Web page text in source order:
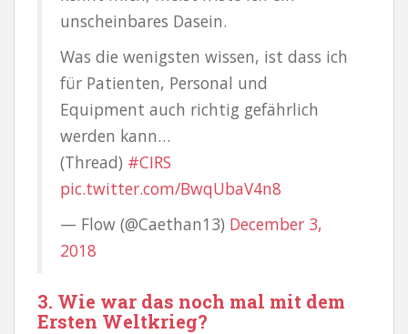
unscheinbares Dasein.
Was die wenigsten wissen, ist dass ich
für Patienten, Personal und
Equipment auch richtig gefährlich
werden kann…
(Thread) #CIRS
pic.twitter.com/BwqUbaV4n8
— Flow (@Caethan13) December 3,
2018
3. Wie war das noch mal mit dem
Ersten Weltkrieg?